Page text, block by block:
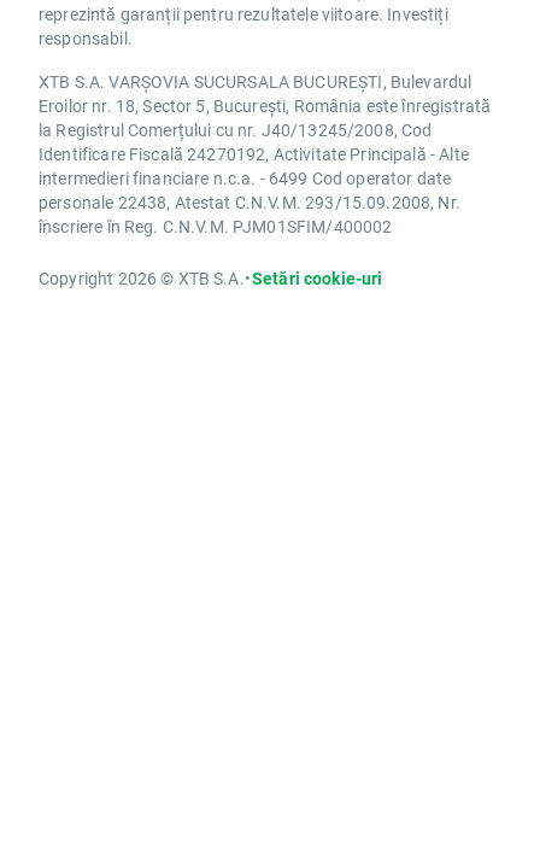
reprezintă garanții pentru rezultatele viitoare. Investiți
responsabil.
XTB S.A. VARȘOVIA SUCURSALA BUCUREȘTI, Bulevardul
Eroilor nr. 18, Sector 5, București, România este înregistrată
la Registrul Comerțului cu nr. J40/13245/2008, Cod
Identificare Fiscală 24270192, Activitate Principală - Alte
intermedieri financiare n.c.a. - 6499 Cod operator date
personale 22438, Atestat C.N.V.M. 293/15.09.2008, Nr.
înscriere în Reg. C.N.V.M. PJM01SFIM/400002
Copyright 2026 © XTB S.A.•Setări cookie-uri